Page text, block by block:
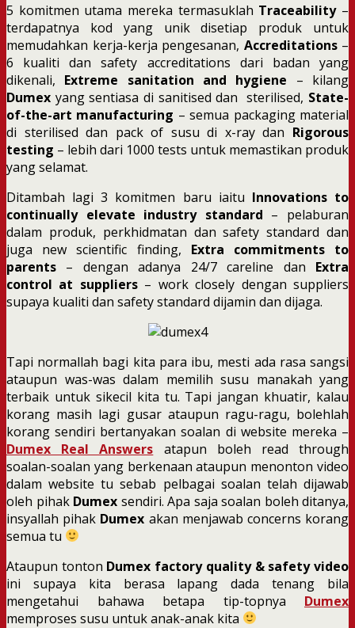
5 komitmen utama mereka termasuklah Traceability–
terdapatnya kod yang unik disetiap produk untuk
memudahkan kerja-kerja pengesanan, Accreditations–
6 kualiti dan safety accreditations dari badan yang
dikenali, Extreme sanitation and hygiene – kilang
Dumex yang sentiasa di sanitised dan sterilised, State-
of-the-art manufacturing – semua packaging material
di sterilised dan pack of susu di x-ray dan Rigorous
testing – lebih dari 1000 tests untuk memastikan produk
yang selamat.
Ditambah lagi 3 komitmen baru iaitu Innovations to
continually elevate industry standard – pelaburan
dalam produk, perkhidmatan dan safety standard dan
juga new scientific finding, Extra commitments to
parents – dengan adanya 24/7 careline dan Extra
control at suppliers– work closely dengan suppliers
supaya kualiti dan safety standard dijamin dan dijaga.
Tapi normallah bagi kita para ibu, mesti ada rasa sangsi
ataupun was-was dalam memilih susu manakah yang
terbaik untuk sikecil kita tu. Tapi jangan khuatir, kalau
korang masih lagi gusar ataupun ragu-ragu, bolehlah
korang sendiri bertanyakan soalan di website mereka –
Dumex Real Answers atapun boleh read through
soalan-soalan yang berkenaan ataupun menonton video
dalam website tu sebab pelbagai soalan telah dijawab
oleh pihak Dumex sendiri. Apa saja soalan boleh ditanya,
insyallah pihak Dumex akan menjawab concerns korang
semua tu
Ataupun tonton Dumex factory quality & safety video
ini supaya kita berasa lapang dada tenang bila
mengetahui bahawa betapa tip-topnya Dumex
memproses susu untuk anak-anak kita